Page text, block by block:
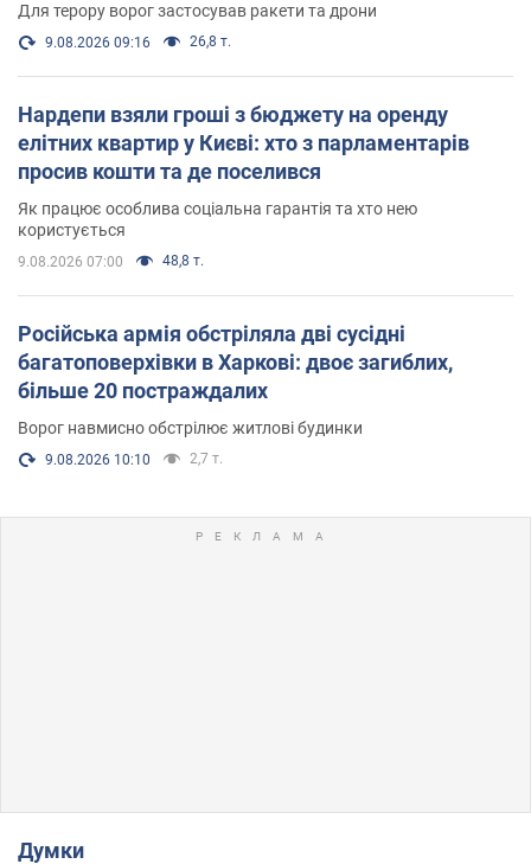
Для терору ворог застосував ракети та дрони
9.08.2026 09:16 26,8 т.
Нардепи взяли гроші з бюджету на оренду
елітних квартир у Києві: хто з парламентарів
просив кошти та де поселився
Як працює особлива соціальна гарантія та хто нею
користується
9.08.2026 07:00 48,8 т.
Російська армія обстріляла дві сусідні
багатоповерхівки в Харкові: двоє загиблих,
більше 20 постраждалих
Ворог навмисно обстрілює житлові будинки
9.08.2026 10:10 2,7 т.
Думки